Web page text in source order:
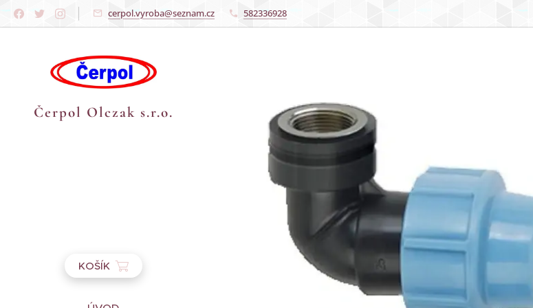
cerpol.vyroba@seznam.cz 582336928
Čerpol Olczak s.r.o.
KOŠÍK